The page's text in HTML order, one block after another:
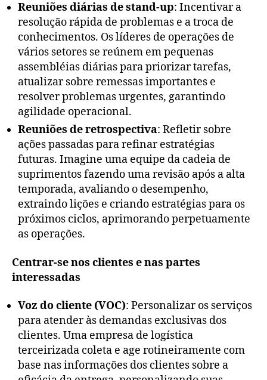
Reuniões diárias de stand-up: Incentivar a
resolução rápida de problemas e a troca de
conhecimentos. Os líderes de operações de
vários setores se reúnem em pequenas
assembléias diárias para priorizar tarefas,
atualizar sobre remessas importantes e
resolver problemas urgentes, garantindo
agilidade operacional.
Reuniões de retrospectiva: Refletir sobre
ações passadas para refinar estratégias
futuras. Imagine uma equipe da cadeia de
suprimentos fazendo uma revisão após a alta
temporada, avaliando o desempenho,
extraindo lições e criando estratégias para os
próximos ciclos, aprimorando perpetuamente
as operações.
Centrar-se nos clientes e nas partes
interessadas
Voz do cliente (VOC): Personalizar os serviços
para atender às demandas exclusivas dos
clientes. Uma empresa de logística
terceirizada coleta e age rotineiramente com
base nas informações dos clientes sobre a